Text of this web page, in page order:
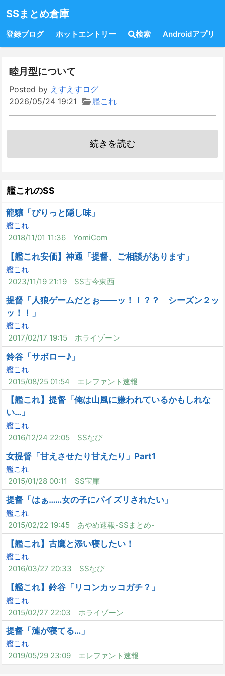
SSまとめ倉庫
登録ブログ ホットエントリー 検索 Androidアプリ
睦月型について
Posted by えすえすログ
2026/05/24 19:21
艦これ
続きを読む
艦これのSS
龍驤「ぴりっと隠し味」
艦これ
2018/11/01 11:36
YomiCom
【艦これ安価】神通「提督、ご相談があります」
艦これ
2023/11/19 21:19
SS古今東西
提督「人狼ゲームだとぉ――ッ！！？？ シーズン２ッ
ッ！！」
艦これ
2017/02/17 19:15
ホライゾーン
鈴谷「サボロー♪」
艦これ
2015/08/25 01:54
エレファント速報
【艦これ】提督「俺は山風に嫌われているかもしれな
い…」
艦これ
2016/12/24 22:05
SSなび
女提督「甘えさせたり甘えたり」Part1
艦これ
2015/01/28 00:11
SS宝庫
提督「はぁ……女の子にパイズリされたい」
艦これ
2015/02/22 19:45
あやめ速報-SSまとめ-
【艦これ】古鷹と添い寝したい！
艦これ
2016/03/27 20:33
SSなび
【艦これ】鈴谷「リコンカッコガチ？」
艦これ
2015/02/27 22:03
ホライゾーン
提督「漣が寝てる…」
艦これ
2019/05/29 23:09
エレファント速報